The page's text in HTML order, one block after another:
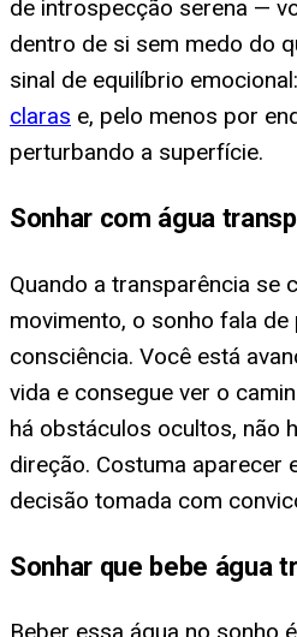
de introspecção serena —
dentro de si sem medo do
sinal de equilíbrio
claras e, pelo menos por
perturbando a superfície.
Sonhar com água
Quando a transparência se
movimento, o sonho fala
consciência. Você está
vida e consegue ver o
há obstáculos ocultos, não
direção. Costuma aparecer
decisão tomada com
Sonhar que bebe água